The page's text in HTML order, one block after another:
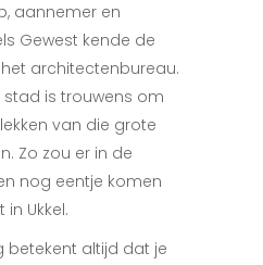
aannemer en
Gewest kende de
architectenbureau.
is trouwens om
van die grote
Zo zou er in de
nog eentje komen
Ukkel.
betekent altijd dat je